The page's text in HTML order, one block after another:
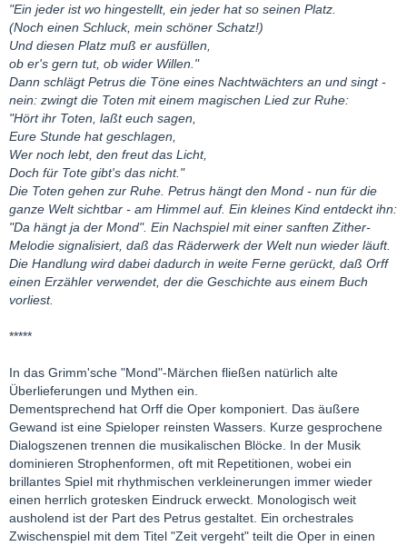
"Ein jeder ist wo hingestellt, ein jeder hat so seinen Platz.
(Noch einen Schluck, mein schöner Schatz!)
Und diesen Platz muß er ausfüllen,
ob er's gern tut, ob wider Willen."
Dann schlägt Petrus die Töne eines Nachtwächters an und singt -
nein: zwingt die Toten mit einem magischen Lied zur Ruhe:
"Hört ihr Toten, laßt euch sagen,
Eure Stunde hat geschlagen,
Wer noch lebt, den freut das Licht,
Doch für Tote gibt's das nicht."
Die Toten gehen zur Ruhe. Petrus hängt den Mond - nun für die
ganze Welt sichtbar - am Himmel auf. Ein kleines Kind entdeckt ihn:
"Da hängt ja der Mond". Ein Nachspiel mit einer sanften Zither-
Melodie signalisiert, daß das Räderwerk der Welt nun wieder läuft.
Die Handlung wird dabei dadurch in weite Ferne gerückt, daß Orff
einen Erzähler verwendet, der die Geschichte aus einem Buch
vorliest.
*****
In das Grimm'sche "Mond"-Märchen fließen natürlich alte
Überlieferungen und Mythen ein.
Dementsprechend hat Orff die Oper komponiert. Das äußere
Gewand ist eine Spieloper reinsten Wassers. Kurze gesprochene
Dialogszenen trennen die musikalischen Blöcke. In der Musik
dominieren Strophenformen, oft mit Repetitionen, wobei ein
brillantes Spiel mit rhythmischen verkleinerungen immer wieder
einen herrlich grotesken Eindruck erweckt. Monologisch weit
ausholend ist der Part des Petrus gestaltet. Ein orchestrales
Zwischenspiel mit dem Titel "Zeit vergeht" teilt die Oper in einen